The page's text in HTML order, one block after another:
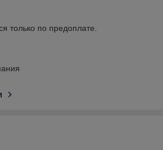
только по предоплате.